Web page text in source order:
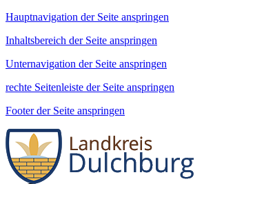
Hauptnavigation der Seite anspringen
Inhaltsbereich der Seite anspringen
Unternavigation der Seite anspringen
rechte Seitenleiste der Seite anspringen
Footer der Seite anspringen